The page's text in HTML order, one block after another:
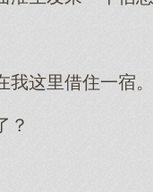
这里借住一宿。
？